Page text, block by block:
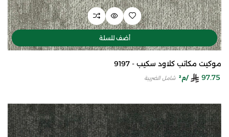
أضف للسلة
موكيت مكاتب كلاود سكيب - 9197
97.75
/م² شامل الضريبة